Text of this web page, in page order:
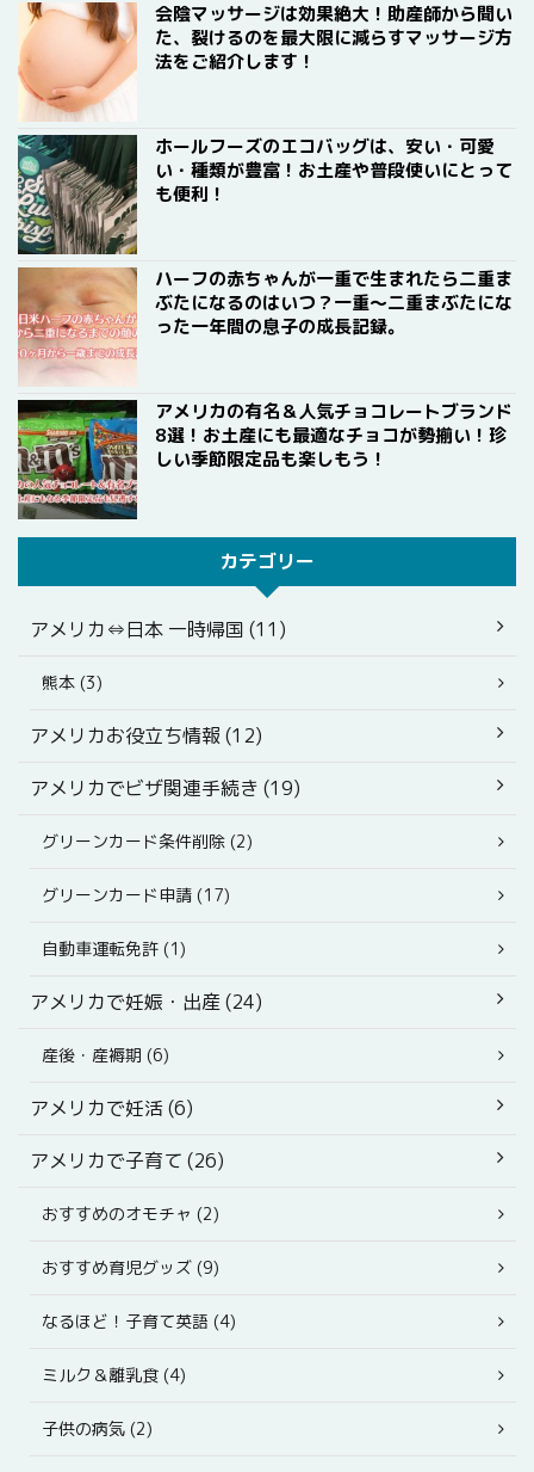
会陰マッサージは効果絶大！助産師から聞い
た、裂けるのを最大限に減らすマッサージ方
法をご紹介します！
ホールフーズのエコバッグは、安い・可愛
い・種類が豊富！お土産や普段使いにとって
も便利！
ハーフの赤ちゃんが一重で生まれたら二重ま
ぶたになるのはいつ？一重〜二重まぶたにな
った一年間の息子の成長記録。
アメリカの有名＆人気チョコレートブランド
8選！お土産にも最適なチョコが勢揃い！珍
しい季節限定品も楽しもう！
カテゴリー
アメリカ⇔日本 一時帰国 (11)
熊本 (3)
アメリカお役立ち情報 (12)
アメリカでビザ関連手続き (19)
グリーンカード条件削除 (2)
グリーンカード申請 (17)
自動車運転免許 (1)
アメリカで妊娠・出産 (24)
産後・産褥期 (6)
アメリカで妊活 (6)
アメリカで子育て (26)
おすすめのオモチャ (2)
おすすめ育児グッズ (9)
なるほど！子育て英語 (4)
ミルク＆離乳食 (4)
子供の病気 (2)